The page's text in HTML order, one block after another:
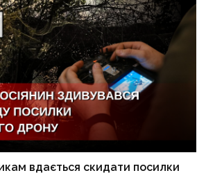
вдається скидати посилки